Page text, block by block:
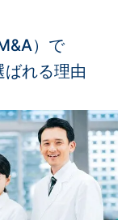
）で
れる理由